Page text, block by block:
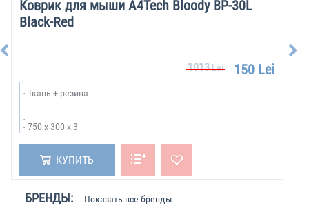
Коврик для мыши A4Tech Bloody BP-30L
Black-Red
1013Lei 150 Lei
Ткань + резина
750 x 300 x 3
КУПИТЬ
БРЕНДЫ: Показать все бренды